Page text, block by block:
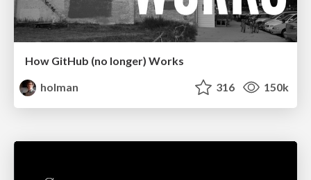
How GitHub (no longer) Works
holman
316 150k